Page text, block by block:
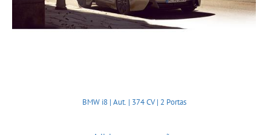
BMW i8 | Aut. | 374 CV | 2 Portas